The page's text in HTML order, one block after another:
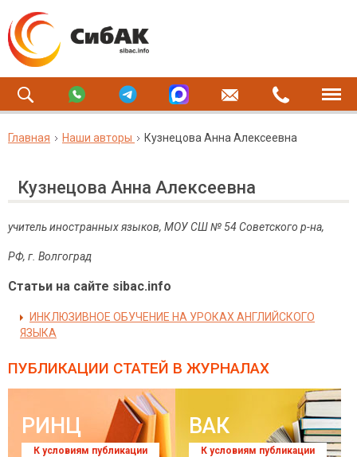
Главная Наши авторы Кузнецова Анна Алексеевна
Кузнецова Анна Алексеевна
учитель иностранных языков, МОУ СШ № 54 Советского р-на,
РФ, г. Волгоград
Статьи на сайте sibac.info
ИНКЛЮЗИВНОЕ ОБУЧЕНИЕ НА УРОКАХ АНГЛИЙСКОГО
ЯЗЫКА
ПУБЛИКАЦИИ СТАТЕЙ В ЖУРНАЛАХ
РИНЦ
К условиям публикации
ВАК
К условиям публикации